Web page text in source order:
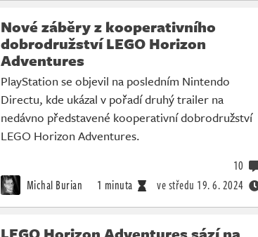
Nové záběry z kooperativního
dobrodružství LEGO Horizon
Adventures
PlayStation se objevil na posledním Nintendo
Directu, kde ukázal v pořadí druhý trailer na
nedávno představené kooperativní dobrodružství
LEGO Horizon Adventures.
Michal Burian 1 minuta ve středu 19. 6. 2024
10